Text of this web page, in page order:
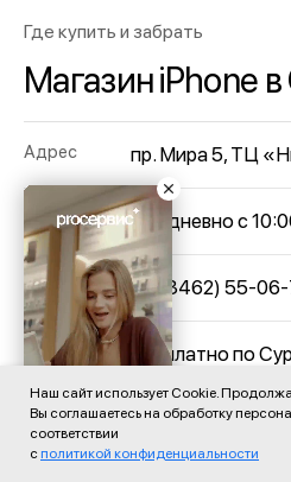
Наш сайт использует Cookie.
Вы соглашаетесь на обработку
соответствии
с политикой конфиденциальности
Главная
Где купить и забрать
Магазин iPhone
Адрес пр. Мира 5, ТЦ
Часы ежедневно с
Телефон +7 (3462) 55-
Доставка
бесплатно по
Построить маршрут →